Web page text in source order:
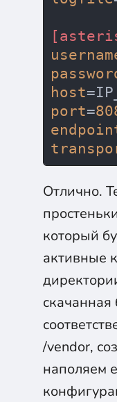
host
port=
Отлично.
который
активные
скачанная
/vendor,
наполяем